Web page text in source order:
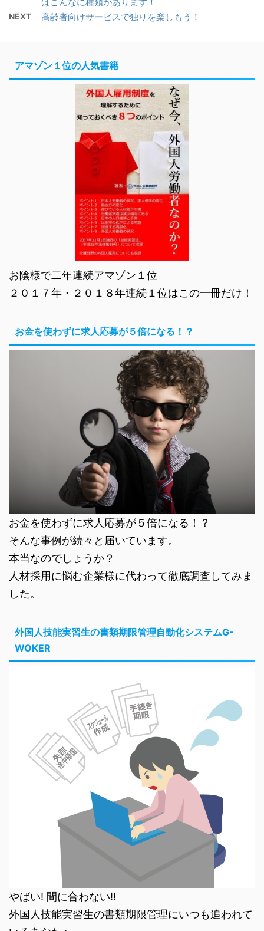
NEXT 高齢者向けサービスで独りを楽しもう！
アマゾン１位の人気書籍
お陰様で二年連続アマゾン１位
２０１７年・２０１８年連続１位はこの一冊だけ！
お金を使わずに求人応募が５倍になる！？
お金を使わずに求人応募が５倍になる！？
そんな事例が続々と届いています。
本当なのでしょうか？
人材採用に悩む企業様に代わって徹底調査してみま
した。
外国人技能実習生の書類期限管理自動化システムG-
WOKER
やばい! 間に合わない!!
外国人技能実習生の書類期限管理にいつも追われて